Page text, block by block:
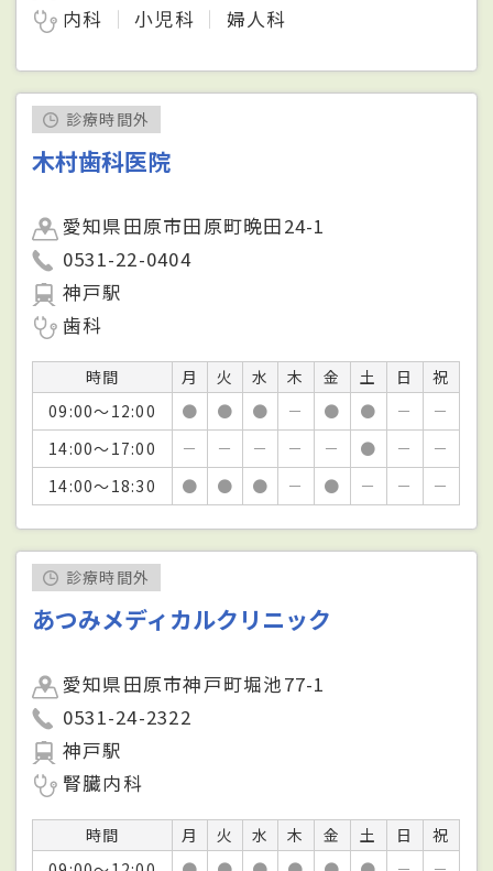
内科
小児科 婦人科
診療時間外
木村歯科医院
愛知県田原市田原町晩田24-1
0531-22-0404
神戸駅
歯科
時間 月 火 水 木 金 土 日
祝
09:00～12:00
● ● ● － ● ● －
－
14:00～17:00
－ － － － － ● －
－
14:00～18:30
● ● ● － ● － － －
診療時間外
あつみメディカルクリニック
愛知県田原市神戸町堀池77-1
0531-24-2322
神戸駅
腎臓内科
時間 月 火 水 木 金 土 日
祝